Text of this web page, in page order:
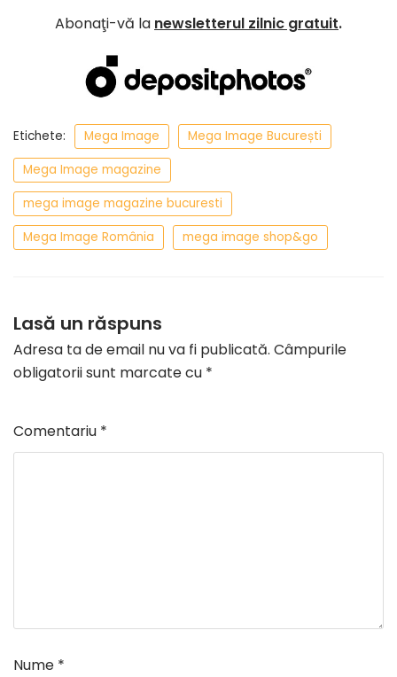
Abonaţi-vă la newsletterul zilnic gratuit.
Etichete: Mega Image
Mega Image București
Mega Image magazine
mega image magazine bucuresti
Mega Image România
mega image shop&go
Lasă un răspuns
Adresa ta de email nu va fi publicată. Câmpurile
obligatorii sunt marcate cu *
Comentariu *
Nume *